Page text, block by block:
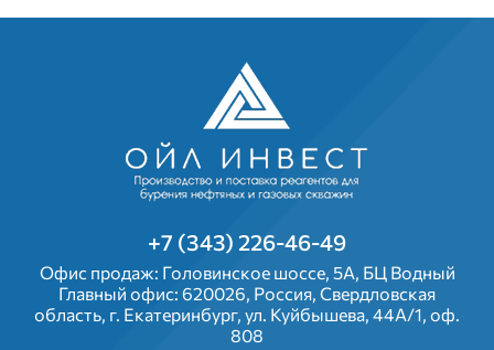
+7 (343) 226-46-49
Офис продаж: Головинское шоссе, 5А, БЦ Водный
Главный офис: 620026, Россия, Свердловская
область, г. Екатеринбург, ул. Куйбышева, 44А/1, оф.
808